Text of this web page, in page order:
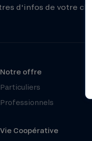
d'infos de votre
Notre offre
Particuliers
Professionnels
Vie Coopérative